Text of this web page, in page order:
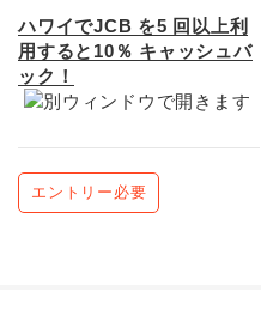
ハワイでJCB を5 回以上利
用すると10％ キャッシュバ
ック！
エントリー必要